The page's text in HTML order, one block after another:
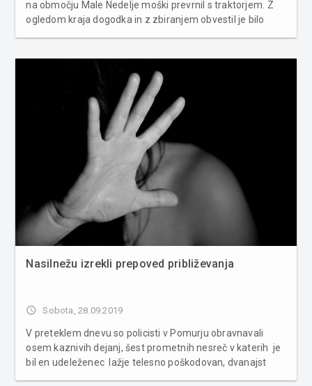
na območju Male Nedelje moški prevrnil s traktorjem. Z
ogledom kraja dogodka in z zbiranjem obvestil je bilo
Nasilnežu izrekli prepoved približevanja
access_time Sobota, 28.09.2019
V preteklem dnevu so policisti v Pomurju obravnavali
osem kaznivih dejanj, šest prometnih nesreč v katerih je
bil en udeleženec lažje telesno poškodovan, dvanajst